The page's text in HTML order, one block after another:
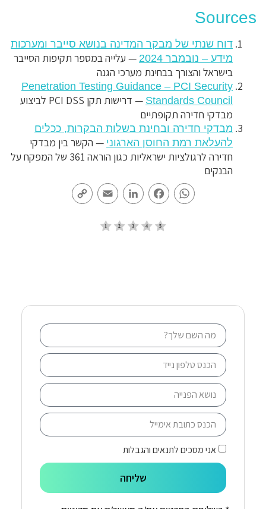
Sources
דוח שנתי של מבקר המדינה בנושא סייבר ומערכות
מידע – נובמבר 2024
— עלייה במספר תקיפות הסייבר
בישראל והצורך בבחינת מערכי הגנה
Penetration Testing Guidance – PCI Security
Standards Council
— דרישות תקן PCI DSS לביצוע
מבדקי חדירה תקופתיים
מבדקי חדירה ובחינת בשלות הבקרות, ככלים
להעלאת רמת החוסן הארגוני — הקשר בין מבדקי
חדירה לרגולציות ישראליות כגון הוראה 361 של המפקח על
הבנקים
WhatsApp
Facebook
LinkedIn
Email
אני מסכים לתנאים והגבלות
שליחה